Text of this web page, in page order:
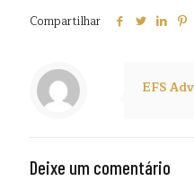
Compartilhar
EFS
Deixe um comentário